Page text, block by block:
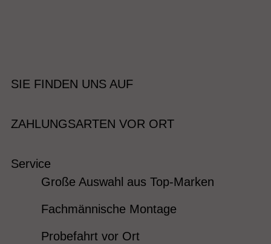
SIE FINDEN UNS AUF
ZAHLUNGSARTEN VOR ORT
Service
Große Auswahl aus Top-Marken
Fachmännische Montage
Probefahrt vor Ort